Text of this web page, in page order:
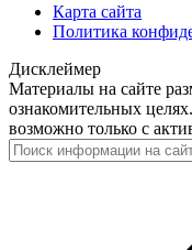
Карта сайта
Политика
Дисклеймер
Материалы на сайте
ознакомительных
возможно только с